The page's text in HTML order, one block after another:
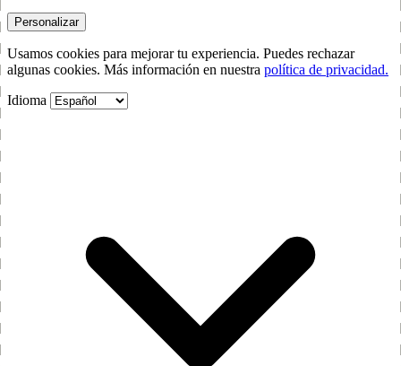
Personalizar
Usamos cookies para mejorar tu experiencia. Puedes rechazar
algunas cookies. Más información en nuestra política de privacidad.
Idioma